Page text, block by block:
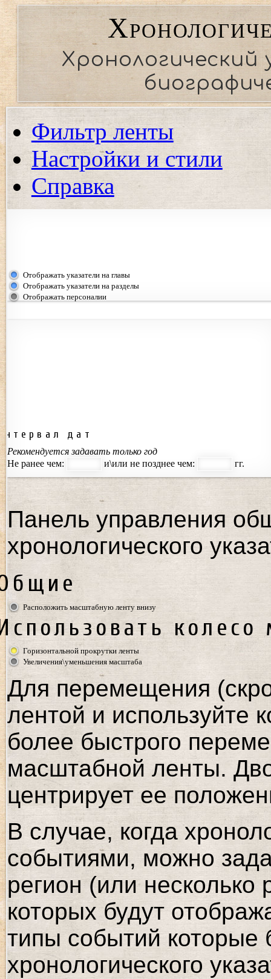
Фильтр ленты
Настройки и стили
Справка
события региона
Отображать указатели на главы
Отображать указатели на разделы
Отображать персоналии
дат
Рекомендуется задавать только год
Не ранее чем:
и\или не позднее чем: гг.
Панель управления
хронологического
Расположить масштабную ленту внизу
Горизонтальной прокрутки ленты
Увеличения\уменьшения масштаба
Для перемещения
лентой и используйте
более быстрого
масштабной ленты.
центрирует ее
В случае, когда
событиями, можно
регион (или
которых будут
типы событий которые
хронологического